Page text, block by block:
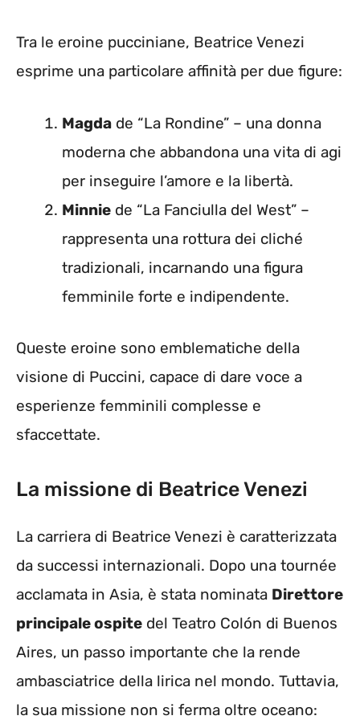
Tra le eroine pucciniane, Beatrice Venezi
esprime una particolare affinità per due figure:
Magda de “La Rondine” – una donna
moderna che abbandona una vita di agi
per inseguire l’amore e la libertà.
Minnie de “La Fanciulla del West” –
rappresenta una rottura dei cliché
tradizionali, incarnando una figura
femminile forte e indipendente.
Queste eroine sono emblematiche della
visione di Puccini, capace di dare voce a
esperienze femminili complesse e
sfaccettate.
La missione di Beatrice Venezi
La carriera di Beatrice Venezi è caratterizzata
da successi internazionali. Dopo una tournée
acclamata in Asia, è stata nominata Direttore
principale ospite del Teatro Colón di Buenos
Aires, un passo importante che la rende
ambasciatrice della lirica nel mondo. Tuttavia,
la sua missione non si ferma oltre oceano: